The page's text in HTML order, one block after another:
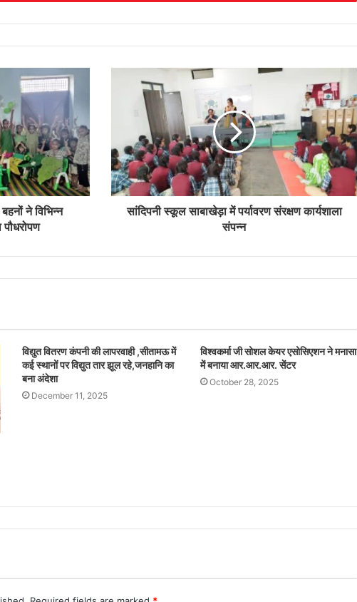
ने विभिन्न
पौधरोपण
सांदिपनी स्कूल साबाखेड़ा में पर्यावरण संरक्षण कार्यशाला
संपन्न
विद्युत वितरण कंपनी की लापरवाही ,सीतामऊ में
कई स्थानों पर विद्युत तार झूल रहे,जनहानि का
बना अंदेशा
December 11, 2025
विश्वकर्मा जी सोशल केयर एसोसिएशन ने मनासा
में बनाया आर.आर.आर. सेंटर
October 28, 2025